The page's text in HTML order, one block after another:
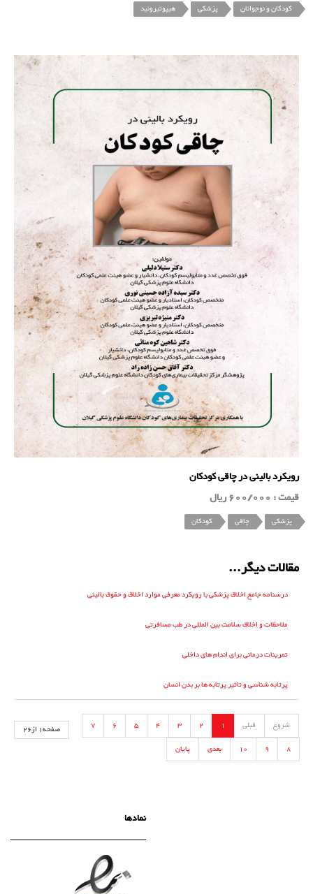
کودکان و نوجوانان پزشکی هیپوتیروئید
رویکرد بالینی در چاقی کودکان
قیمت : 600/000 ریال
پزشکی چاقی کودکان
مقالات دیگر...
درسنامه جامع اخلاق پزشکی با رویکرد معرفی موارد اخلاق و حقوق بالینی
ملاحظات و اخلاق سلامت بین المللی در طب مسافرتی
تمرینات درمانی برای اندام های داخلی
پرتابه شناسی و تاثیر پرتابه ها بر بدن انسان
صفحه1 از26 شروع قبلی 1
2
3
4
5
6
7
8
9
10 بعدی پایان
نمادها